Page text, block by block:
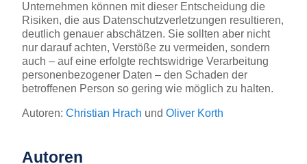
Unternehmen können mit dieser Entscheidung die
Risiken, die aus Datenschutzverletzungen resultieren,
deutlich genauer abschätzen. Sie sollten aber nicht
nur darauf achten, Verstöße zu vermeiden, sondern
auch – auf eine erfolgte rechtswidrige Verarbeitung
personenbezogener Daten – den Schaden der
betroffenen Person so gering wie möglich zu halten.
Autoren: Christian Hrach und Oliver Korth
Autoren